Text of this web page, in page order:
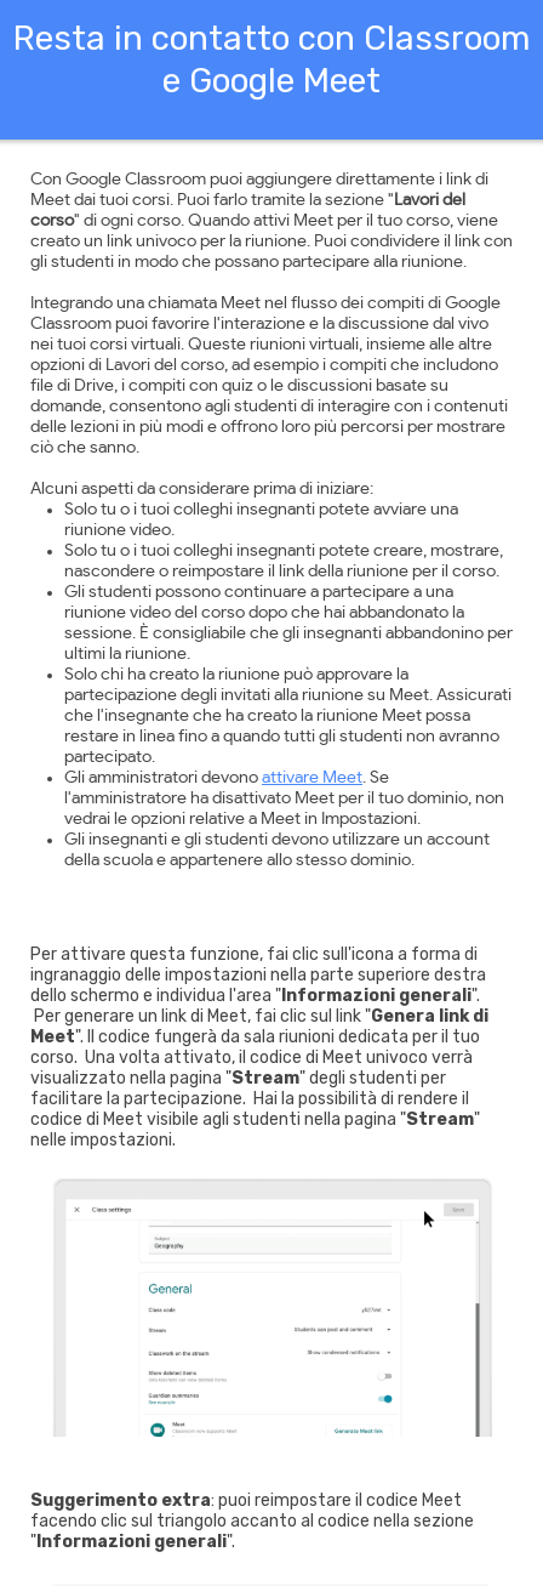
Resta in contatto con Classroom
e Google Meet
Con Google Classroom puoi aggiungere direttamente i link di
Meet dai tuoi corsi. Puoi farlo tramite la sezione " Lavori del
corso" di ogni corso. Quando attivi Meet per il tuo corso, viene
creato un link univoco per la riunione. Puoi condividere il link con
gli studenti in modo che possano partecipare alla riunione.
Integrando una chiamata Meet nel flusso dei compiti di Google
Classroom puoi favorire l'interazione e la discussione dal vivo
nei tuoi corsi virtuali. Queste riunioni virtuali, insieme alle altre
opzioni di Lavori del corso, ad esempio i compiti che includono
file di Drive, i compiti con quiz o le discussioni basate su
domande, consentono agli studenti di interagire con i contenuti
delle lezioni in più modi e offrono loro più percorsi per mostrare
ciò che sanno.
Alcuni aspetti da considerare prima di iniziare:
Solo tu o i tuoi colleghi insegnanti potete avviare una
riunione video.
Solo tu o i tuoi colleghi insegnanti potete creare, mostrare,
nascondere o reimpostare il link della riunione per il corso.
Gli studenti possono continuare a partecipare a una
riunione video del corso dopo che hai abbandonato la
sessione. È consigliabile che gli insegnanti abbandonino per
ultimi la riunione.
Solo chi ha creato la riunione può approvare la
partecipazione degli invitati alla riunione su Meet. Assicurati
che l'insegnante che ha creato la riunione Meet possa
restare in linea fino a quando tutti gli studenti non avranno
partecipato.
Gli amministratori devono attivare Meet. Se
l'amministratore ha disattivato Meet per il tuo dominio, non
vedrai le opzioni relative a Meet in Impostazioni.
Gli insegnanti e gli studenti devono utilizzare un account
della scuola e appartenere allo stesso dominio.
Per attivare questa funzione, fai clic sull'icona a forma di
ingranaggio delle impostazioni nella parte superiore destra
dello schermo e individua l'area " Informazioni generali".
Per generare un link di Meet, fai clic sul link "Genera link di
Meet". Il codice fungerà da sala riunioni dedicata per il tuo
corso. Una volta attivato, il codice di Meet univoco verrà
visualizzato nella pagina "Stream" degli studenti per
facilitare la partecipazione. Hai la possibilità di rendere il
codice di Meet visibile agli studenti nella pagina "Stream"
nelle impostazioni.
Suggerimento extra: puoi reimpostare il codice Meet
facendo clic sul triangolo accanto al codice nella sezione
" Informazioni generali".